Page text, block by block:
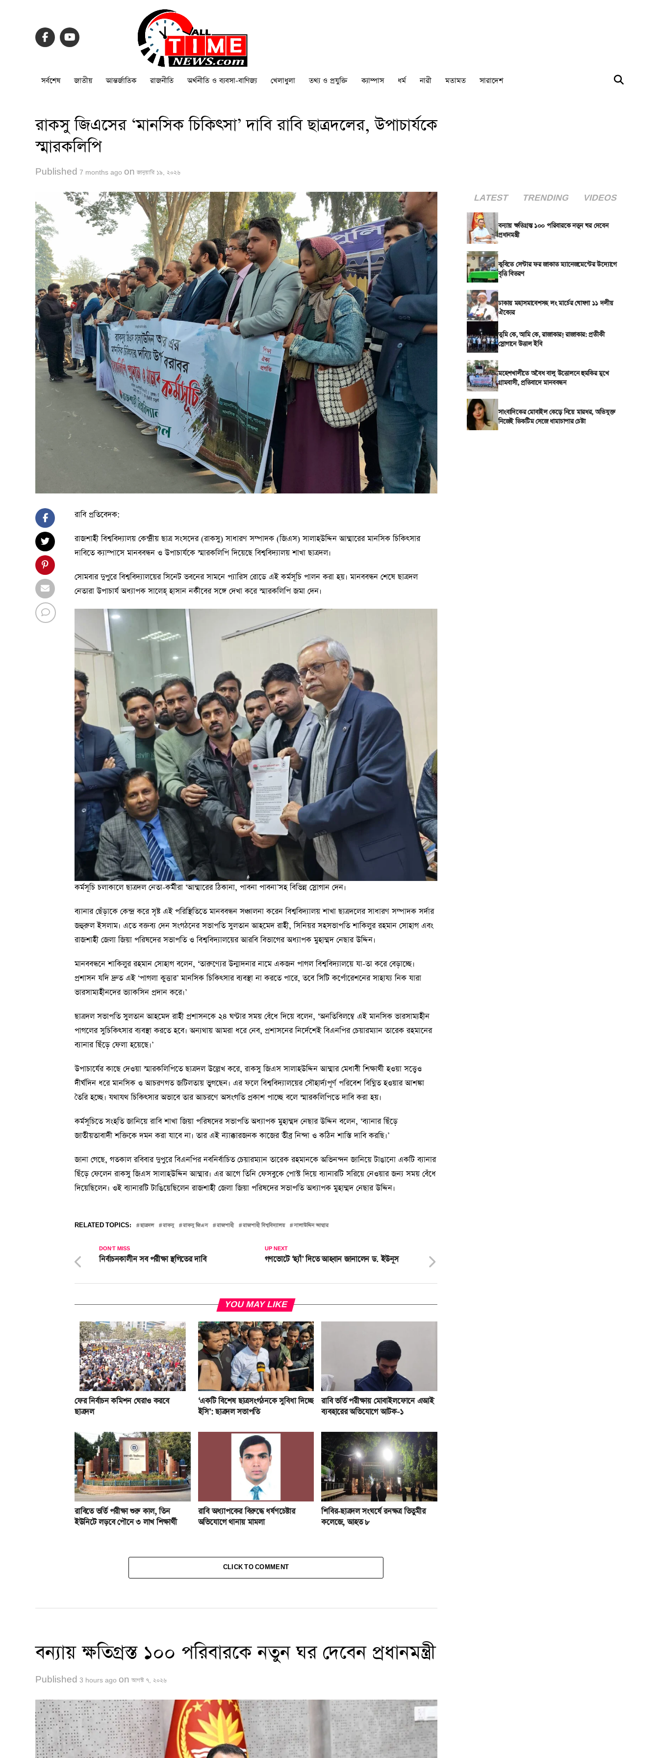
সর্বশেষ জাতীয় আন্তর্জাতিক রাজনীতি অর্থনীতি ও ব্যবসা-বাণিজ্য খেলাধুলা তথ্য ও প্রযুক্তি ক্যাম্পাস ধর্ম নারী মতামত সারাদেশ
রাকসু জিএসের ‘মানসিক চিকিৎসা’ দাবি রাবি ছাত্রদলের, উপাচার্যকে
স্মারকলিপি
Published 7 months ago on জানুয়ারি ১৯, ২০২৬
রাবি প্রতিবেদক:
রাজশাহী বিশ্ববিদ্যালয় কেন্দ্রীয় ছাত্র সংসদের (রাকসু) সাধারণ সম্পাদক (জিএস) সালাহউদ্দিন আম্মারের মানসিক চিকিৎসার
দাবিতে ক্যাম্পাসে মানববন্ধন ও উপাচার্যকে স্মারকলিপি দিয়েছে বিশ্ববিদ্যালয় শাখা ছাত্রদল।
সোমবার দুপুরে বিশ্ববিদ্যালয়ের সিনেট ভবনের সামনে প্যারিস রোডে এই কর্মসূচি পালন করা হয়। মানববন্ধন শেষে ছাত্রদল
নেতারা উপাচার্য অধ্যাপক সালেহ্ হাসান নকীবের সঙ্গে দেখা করে স্মারকলিপি জমা দেন।
কর্মসূচি চলাকালে ছাত্রদল নেতা-কর্মীরা ‘আম্মারের ঠিকানা, পাবনা পাবনা’সহ বিভিন্ন স্লোগান দেন।
ব্যানার ছেঁড়াকে কেন্দ্র করে সৃষ্ট এই পরিস্থিতিতে মানববন্ধন সঞ্চালনা করেন বিশ্ববিদ্যালয় শাখা ছাত্রদলের সাধারণ সম্পাদক সর্দার
জহুরুল ইসলাম। এতে বক্তব্য দেন সংগঠনের সভাপতি সুলতান আহমেদ রাহী, সিনিয়র সহসভাপতি শাকিলুর রহমান সোহাগ এবং
রাজশাহী জেলা জিয়া পরিষদের সভাপতি ও বিশ্ববিদ্যালয়ের আরবি বিভাগের অধ্যাপক মুহাম্মদ নেছার উদ্দিন।
মানববন্ধনে শাকিলুর রহমান সোহাগ বলেন, ‘তারুণ্যের উন্মাদনার নামে একজন পাগল বিশ্ববিদ্যালয়ে যা-তা করে বেড়াচ্ছে।
প্রশাসন যদি দ্রুত এই ‘পাগলা কুত্তার’ মানসিক চিকিৎসার ব্যবস্থা না করতে পারে, তবে সিটি কর্পোরেশনের সাহায্য নিক যারা
ভারসাম্যহীনদের ভ্যাকসিন প্রদান করে।’
ছাত্রদল সভাপতি সুলতান আহমেদ রাহী প্রশাসনকে ২৪ ঘণ্টার সময় বেঁধে দিয়ে বলেন, ‘অনতিবিলম্বে এই মানসিক ভারসাম্যহীন
পাগলের সুচিকিৎসার ব্যবস্থা করতে হবে। অন্যথায় আমরা ধরে নেব, প্রশাসনের নির্দেশেই বিএনপির চেয়ারম্যান তারেক রহমানের
ব্যানার ছিঁড়ে ফেলা হয়েছে।’
উপাচার্যের কাছে দেওয়া স্মারকলিপিতে ছাত্রদল উল্লেখ করে, রাকসু জিএস সালাহউদ্দিন আম্মার মেধাবী শিক্ষার্থী হওয়া সত্ত্বেও
দীর্ঘদিন ধরে মানসিক ও আচরণগত জটিলতায় ভুগছেন। এর ফলে বিশ্ববিদ্যালয়ের সৌহার্দ্যপূর্ণ পরিবেশ বিঘ্নিত হওয়ার আশঙ্কা
তৈরি হচ্ছে। যথাযথ চিকিৎসার অভাবে তার আচরণে অসংগতি প্রকাশ পাচ্ছে বলে স্মারকলিপিতে দাবি করা হয়।
কর্মসূচিতে সংহতি জানিয়ে রাবি শাখা জিয়া পরিষদের সভাপতি অধ্যাপক মুহাম্মদ নেছার উদ্দিন বলেন, ‘ব্যানার ছিঁড়ে
জাতীয়তাবাদী শক্তিকে দমন করা যাবে না। তার এই ন্যাক্কারজনক কাজের তীব্র নিন্দা ও কঠিন শাস্তি দাবি করছি।’
জানা গেছে, গতকাল রবিবার দুপুরে বিএনপির নবনির্বাচিত চেয়ারম্যান তারেক রহমানকে অভিনন্দন জানিয়ে টাঙানো একটি ব্যানার
ছিঁড়ে ফেলেন রাকসু জিএস সালাহউদ্দিন আম্মার। এর আগে তিনি ফেসবুকে পোস্ট দিয়ে ব্যানারটি সরিয়ে নেওয়ার জন্য সময় বেঁধে
দিয়েছিলেন। ওই ব্যানারটি টাঙিয়েছিলেন রাজশাহী জেলা জিয়া পরিষদের সভাপতি অধ্যাপক মুহাম্মদ নেছার উদ্দিন।
RELATED TOPICS: ছাত্রদল রাকসু রাকসু জিএস রাজশাহী রাজশাহী বিশ্ববিদ্যালয় সালাউদ্দিন আম্মার
UP NEXT
গণভোটে ‘হ্যাঁ’ দিতে আহ্বান জানালেন ড. ইউনূস
DON'T MISS
নির্বাচনকালীন সব পরীক্ষা স্থগিতের দাবি
YOU MAY LIKE
ফের নির্বাচন কমিশন ঘেরাও করবে
ছাত্রদল
‘একটি বিশেষ ছাত্রসংগঠনকে সুবিধা দিচ্ছে
ইসি’: ছাত্রদল সভাপতি
রাবি ভর্তি পরীক্ষায় মোবাইলফোনে এআই
ব্যবহারের অভিযোগে আটক-১
রাবিতে ভর্তি পরীক্ষা শুরু কাল, তিন
ইউনিটে লড়বে পৌনে ৩ লাখ শিক্ষার্থী
রাবি অধ্যাপকের বিরুদ্ধে ধর্ষণচেষ্টার
অভিযোগে থানায় মামলা
শিবির-ছাত্রদল সংঘর্ষে রনক্ষত্র তিতুমীর
কলেজে, আহত ৮
CLICK TO COMMENT
বন্যায় ক্ষতিগ্রস্ত ১০০ পরিবারকে নতুন ঘর দেবেন প্রধানমন্ত্রী
Published 3 hours ago on আগস্ট ৭, ২০২৬
LATEST TRENDING VIDEOS
বন্যায় ক্ষতিগ্রস্ত ১০০ পরিবারকে নতুন ঘর দেবেন
প্রধানমন্ত্রী
কুবিতে সেন্টার ফর জাকাত ম্যানেজমেন্টের উদ্যোগে
বৃত্তি বিতরণ
ঢাকায় মহাসমাবেশসহ লং মার্চের ঘোষণা ১১ দলীয়
ঐক্যের
তুমি কে, আমি কে, রাজাকার! রাজাকার: প্রতীকী
স্লোগানে উত্তাল ইবি
মহেশখালীতে অবৈধ বালু উত্তোলনে হুমকির মুখে
গ্রামবাসী, প্রতিবাদে মানববন্ধন
সাংবাদিকের মোবাইল কেড়ে নিয়ে মারধর, অভিযুক্ত
নিজেই ভিকটিম সেজে ধামাচাপার চেষ্টা